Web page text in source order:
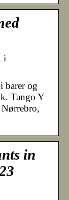
i
barer og
Tango Y
in